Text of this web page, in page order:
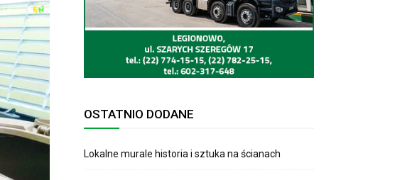
OSTATNIO DODANE
Lokalne murale historia i sztuka na ścianach